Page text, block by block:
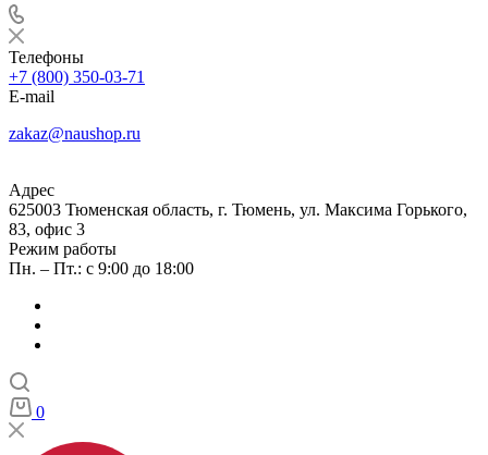
Телефоны
+7 (800) 350-03-71
E-mail
zakaz@naushop.ru
Адрес
625003 Тюменская область, г. Тюмень, ул. Максима Горького,
83, офис 3
Режим работы
Пн. – Пт.: с 9:00 до 18:00
0